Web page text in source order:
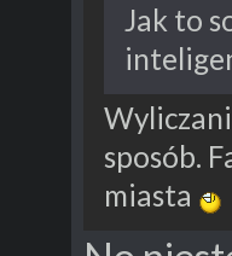
Jak to
sposób.
miasta